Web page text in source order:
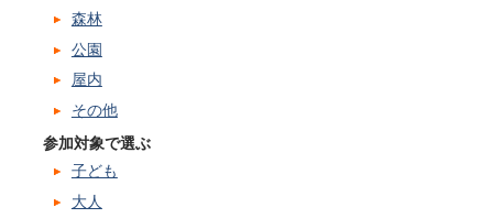
森林
公園
屋内
その他
参加対象で選ぶ
子ども
大人